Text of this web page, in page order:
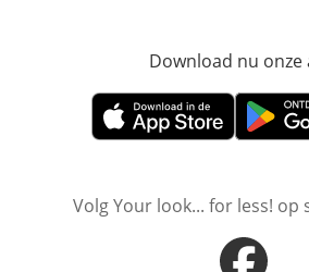
Download nu onze
Opent in nieuw venster
Opent in
Volg Your look... for less! op